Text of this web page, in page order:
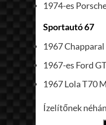
1974-es
Sportautó 67
1967 Chapparal
1967-es Ford
1967 Lola T70
Ízelítőnek